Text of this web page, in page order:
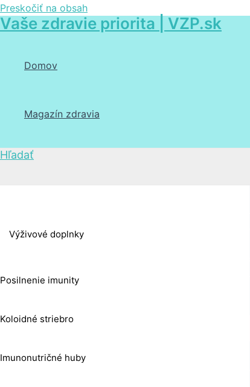
Preskočiť na obsah
Vaše zdravie priorita | VZP.sk
Domov
Magazín zdravia
Hľadať
Výživové doplnky
Posilnenie imunity
Koloidné striebro
Imunonutričné huby